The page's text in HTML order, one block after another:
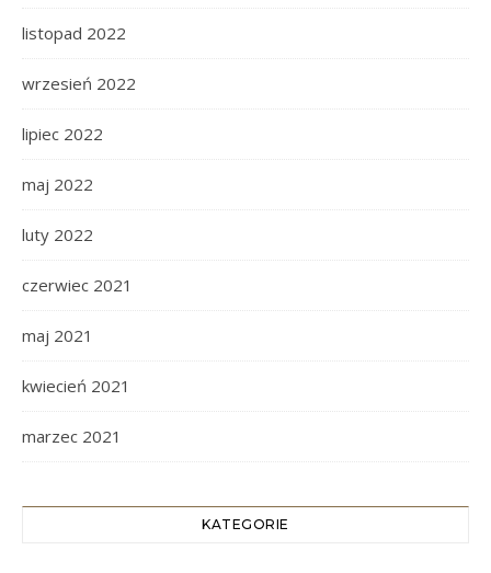
listopad 2022
wrzesień 2022
lipiec 2022
maj 2022
luty 2022
czerwiec 2021
maj 2021
kwiecień 2021
marzec 2021
KATEGORIE